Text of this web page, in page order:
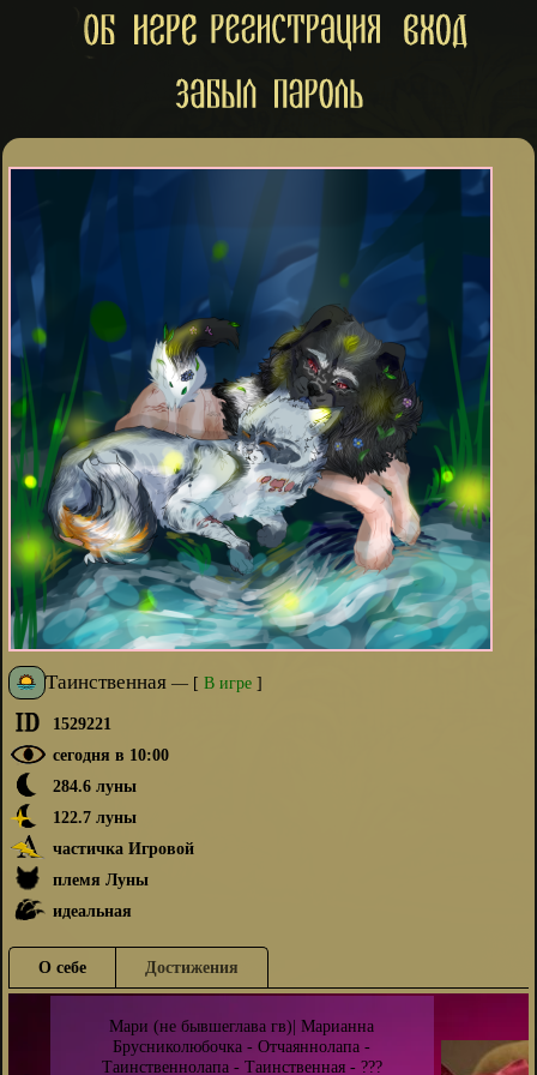
Таинственная— [ В игре]
1529221
сегодня в 10:00
284.6 луны
122.7 луны
частичка Игровой
племя Луны
идеальная
О себе Достижения
Мари (не бывшеглава гв)| Марианна
Брусниколюбочка - Отчаяннолапа -
Таинственнолапа - Таинственная - ???